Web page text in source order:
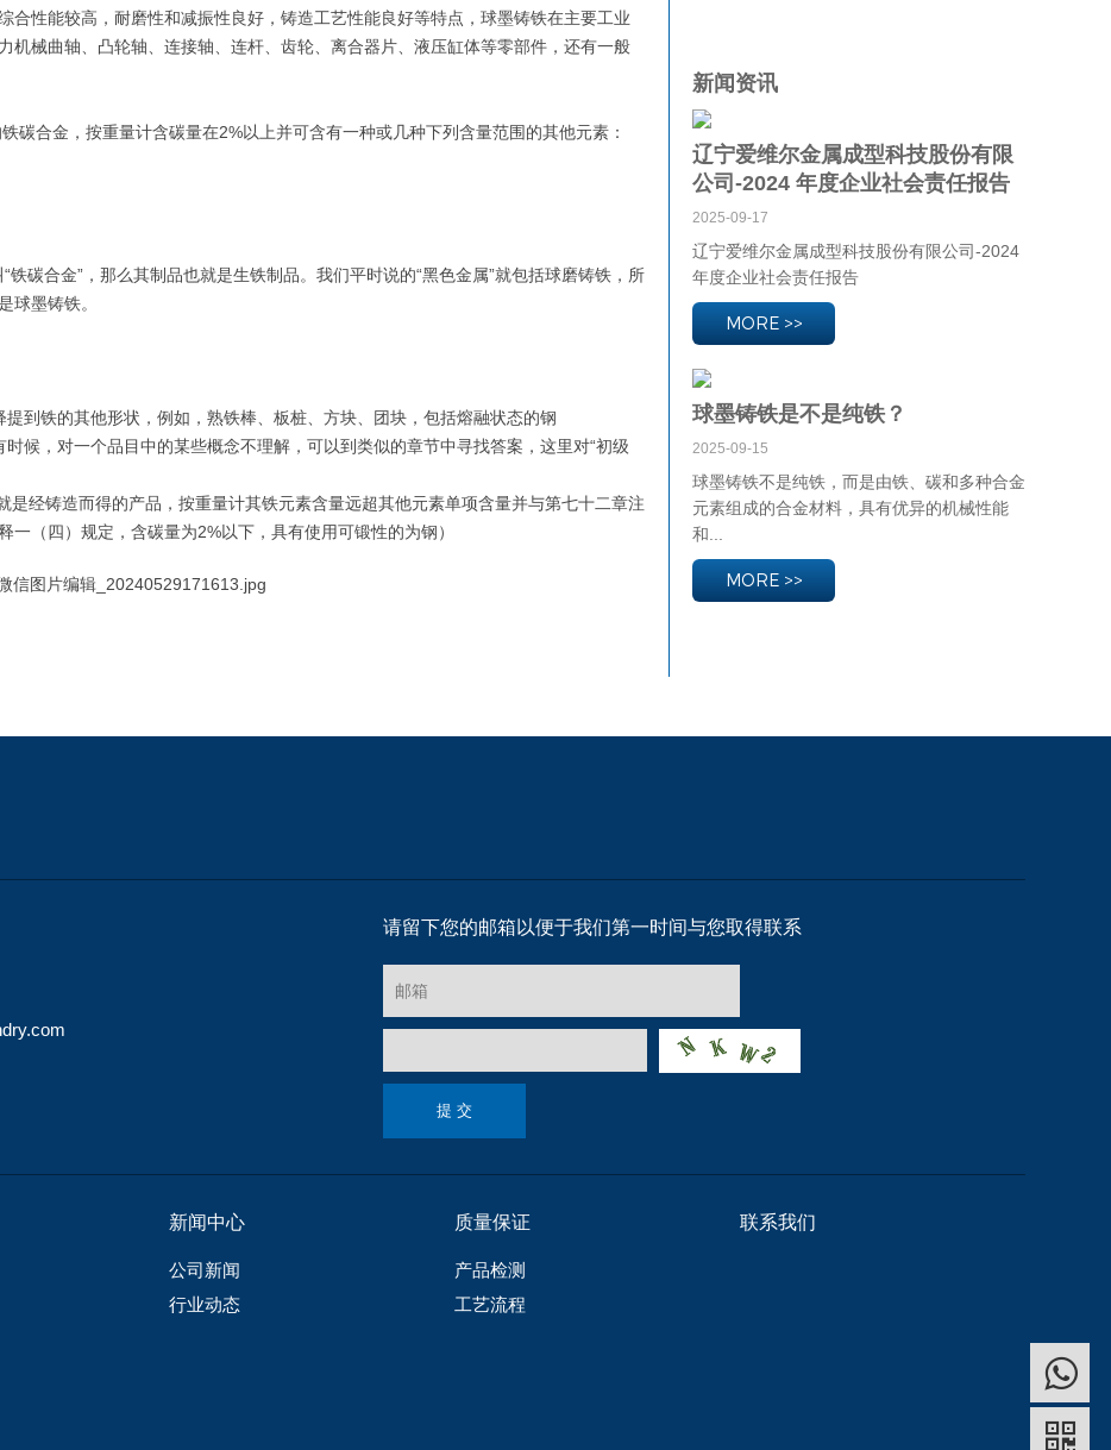
合性能较高，耐磨性和减振性良好，铸造工艺性能良好等特点，球墨铸铁在主要工业
机械曲轴、凸轮轴、连接轴、连杆、齿轮、离合器片、液压缸体等零部件，还有一般
碳合金，按重量计含碳量在2%以上并可含有一种或几种下列含量范围的其他元素：
铁碳合金”，那么其制品也就是生铁制品。我们平时说的“黑色金属”就包括球磨铸铁，所
球墨铸铁。
到铁的其他形状，例如，熟铁棒、板桩、方块、团块，包括熔融状态的钢
时候，对一个品目中的某些概念不理解，可以到类似的章节中寻找答案，这里对“初级
是经铸造而得的产品，按重量计其铁元素含量远超其他元素单项含量并与第七十二章注
（四）规定，含碳量为2%以下，具有使用可锻性的为钢）
新闻资讯
辽宁爱维尔金属成型科技股份有限
公司-2024 年度企业社会责任报告
2025-09-17
辽宁爱维尔金属成型科技股份有限公司-2024
年度企业社会责任报告
MORE >>
球墨铸铁是不是纯铁？
2025-09-15
球墨铸铁不是纯铁，而是由铁、碳和多种合金
元素组成的合金材料，具有优异的机械性能
和...
MORE >>
请留下您的邮箱以便于我们第一时间与您取得联系
新闻中心
公司新闻
行业动态
质量保证
产品检测
工艺流程
联系我们